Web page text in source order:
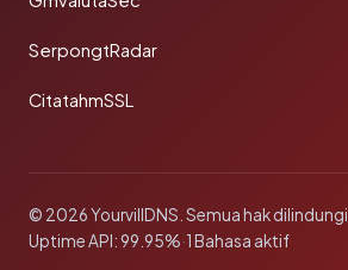
SerpongtRadar
CitatahmSSL
© 2026 YourvillDNS. Semua hak dilindungi.
Uptime API: 99.95%·1 Bahasa aktif